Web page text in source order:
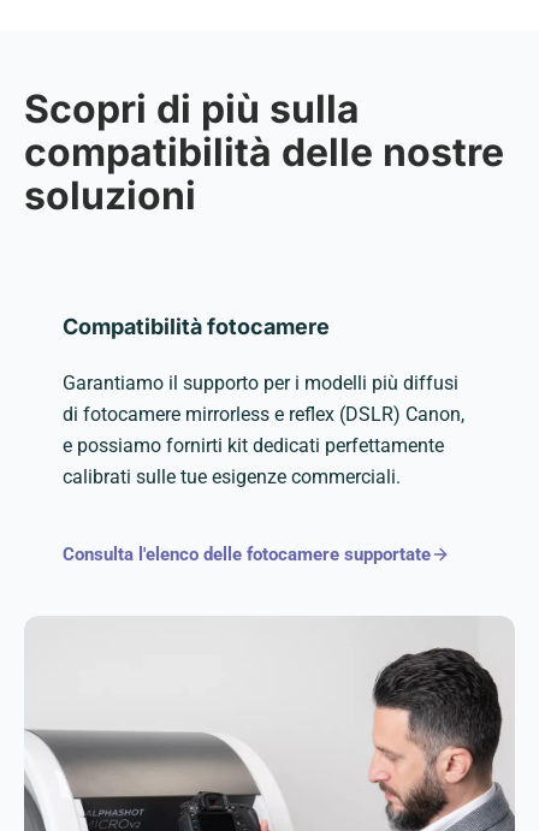
Scopri di più sulla
compatibilità delle nostre
soluzioni
Compatibilità fotocamere
Garantiamo il supporto per i modelli più diffusi
di fotocamere mirrorless e reflex (DSLR) Canon,
e possiamo fornirti kit dedicati perfettamente
calibrati sulle tue esigenze commerciali.
Consulta l'elenco delle fotocamere supportate